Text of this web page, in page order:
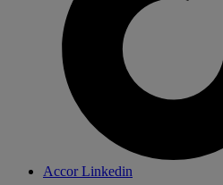
Accor Linkedin